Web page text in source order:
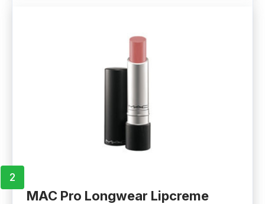
2
MAC Pro Longwear Lipcreme